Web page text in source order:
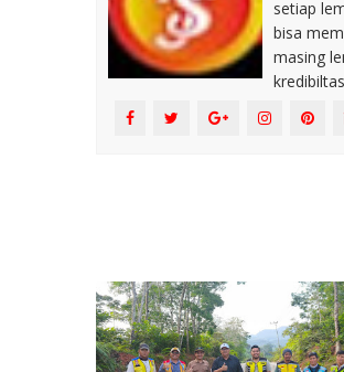
setiap
bisa
masing